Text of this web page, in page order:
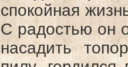
спокойная
С радостью он
насадить